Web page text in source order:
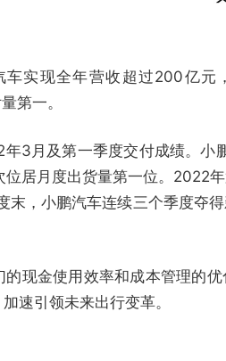
实现全年营收超过200亿元
第一。
3月及第一季度交付成绩。小
居月度出货量第一位。2022
，小鹏汽车连续三个季度夺
现金使用效率和成本管理的
速引领未来出行变革。